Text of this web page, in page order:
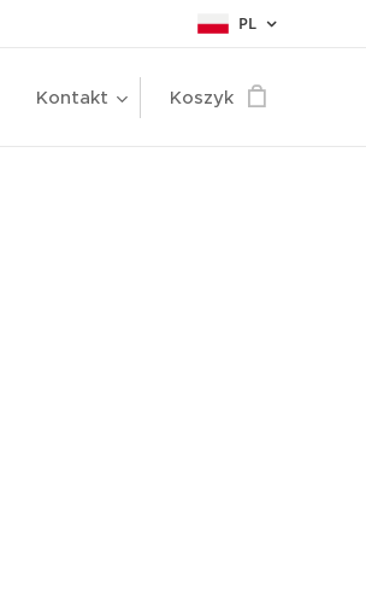
PL
Kontakt Koszyk